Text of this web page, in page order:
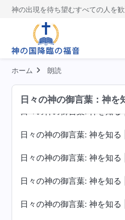
神の出現を待ち望むすべての人を歓
ホーム 朗読
日々の神の御言葉：神を
日々の神の御言葉: 神を知る
日々の神の御言葉: 神を知る
日々の神の御言葉: 神を知
日々の神の御言葉: 神を知
日々の神の御言葉: 神を知る
日々の神の御言葉: 神を知る
日々の神の御言葉: 神を知る
日々の神の御言葉: 神を知る